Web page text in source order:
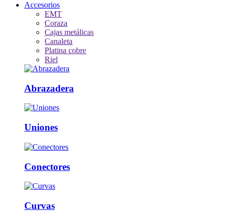
Accesorios
EMT
Coraza
Cajas metálicas
Canaleta
Platina cobre
Riel
Abrazadera
Uniones
Conectores
Curvas